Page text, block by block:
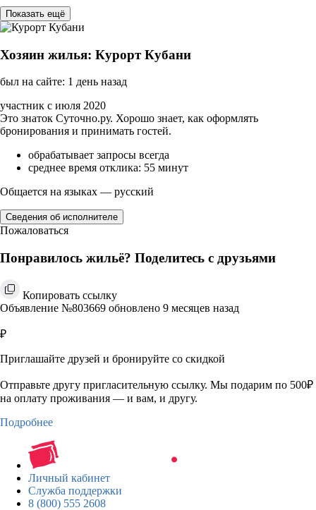
Показать ещё
Хозяин жилья: Курорт Кубани
был на сайте: 1 день назад
участник с июля 2020
Это знаток Суточно.ру. Хорошо знает, как оформлять
бронирования и принимать гостей.
обрабатывает запросы всегда
среднее время отклика: 55 минут
Общается на языках — русский
Сведения об исполнителе
Пожаловаться
Понравилось жильё? Поделитесь с друзьями
Копировать ссылку
Объявление №803669 обновлено 9 месяцев назад
₽
Приглашайте друзей и бронируйте со скидкой
Отправьте другу пригласительную ссылку. Мы подарим по 500₽
на оплату проживания — и вам, и другу.
Подробнее
Личный кабинет
Служба поддержки
8 (800) 555 2608